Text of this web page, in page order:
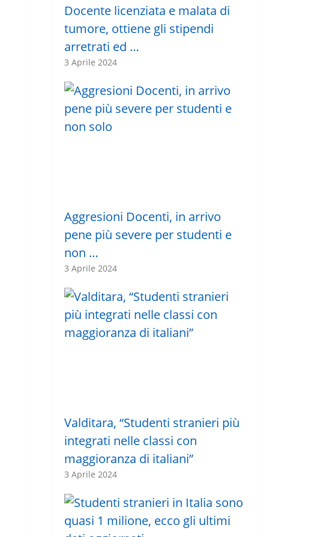
Docente licenziata e malata di
tumore, ottiene gli stipendi
arretrati ed …
3 Aprile 2024
Aggresioni Docenti, in arrivo
pene più severe per studenti e
non …
3 Aprile 2024
Valditara, “Studenti stranieri più
integrati nelle classi con
maggioranza di italiani”
3 Aprile 2024